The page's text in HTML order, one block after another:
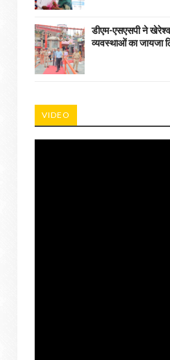
डीएम-एसएसपी ने
व्यवस्थाओं का जायजा
VIDEO